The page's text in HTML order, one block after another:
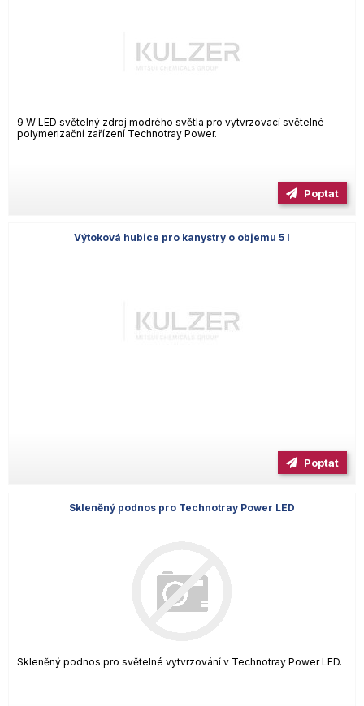
9 W LED světelný zdroj modrého světla pro vytvrzovací světelné
polymerizační zařízení Technotray Power.
Poptat
Výtoková hubice pro kanystry o objemu 5 l
Poptat
Skleněný podnos pro Technotray Power LED
Skleněný podnos pro světelné vytvrzování v Technotray Power LED.